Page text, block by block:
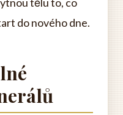
tělu to, co
do nového dne.